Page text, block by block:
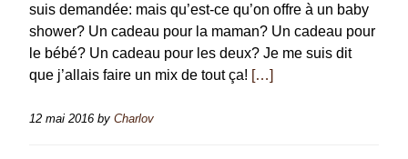
suis demandée: mais qu’est-ce qu’on offre à un baby
shower? Un cadeau pour la maman? Un cadeau pour
le bébé? Un cadeau pour les deux? Je me suis dit
que j’allais faire un mix de tout ça! […]
12 mai 2016 by Charlov